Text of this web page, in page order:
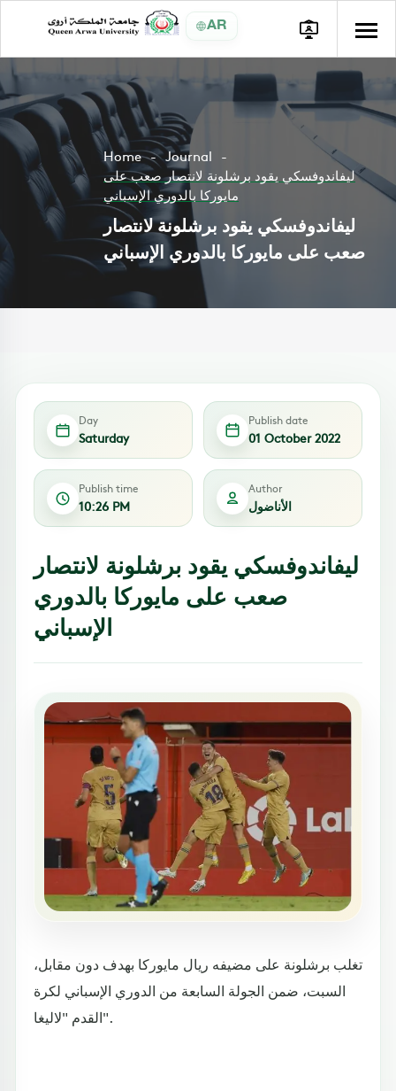
AR
Home
Journal
ليفاندوفسكي يقود برشلونة لانتصار صعب على
مايوركا بالدوري الإسباني
ليفاندوفسكي يقود برشلونة لانتصار
صعب على مايوركا بالدوري الإسباني
Day
Saturday
Publish date
01 October 2022
Publish time
10:26 PM
Author
الأناضول
ليفاندوفسكي يقود برشلونة لانتصار
صعب على مايوركا بالدوري
الإسباني
تغلب برشلونة على مضيفه ريال مايوركا بهدف دون مقابل،
السبت، ضمن الجولة السابعة من الدوري الإسباني لكرة
القدم "لاليغا".